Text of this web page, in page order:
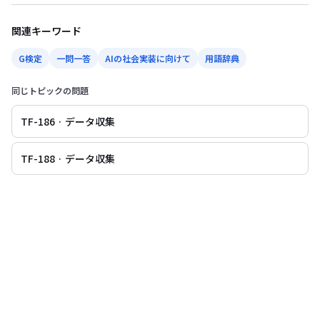
関連キーワード
G検定 一問一答 AIの社会実装に向けて 用語辞典
同じトピックの問題
TF-186 · データ収集
TF-188 · データ収集